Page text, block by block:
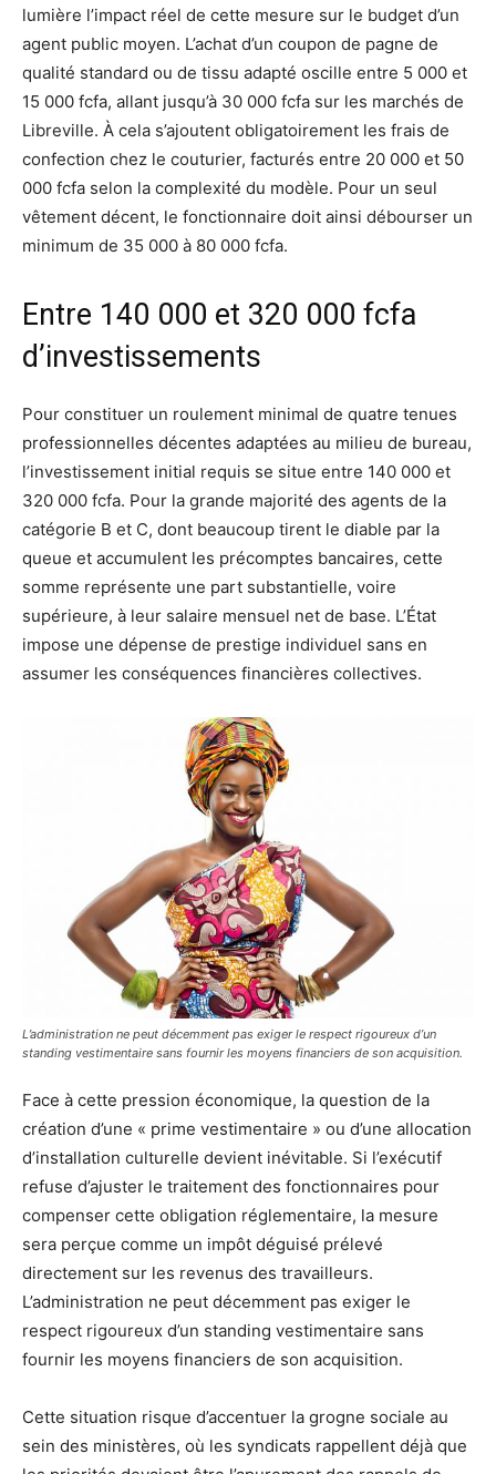
lumière l’impact réel de cette mesure sur le budget d’un
agent public moyen. L’achat d’un coupon de pagne de
qualité standard ou de tissu adapté oscille entre 5 000 et
15 000 fcfa, allant jusqu’à 30 000 fcfa sur les marchés de
Libreville. À cela s’ajoutent obligatoirement les frais de
confection chez le couturier, facturés entre 20 000 et 50
000 fcfa selon la complexité du modèle. Pour un seul
vêtement décent, le fonctionnaire doit ainsi débourser un
minimum de 35 000 à 80 000 fcfa.
Entre 140 000 et 320 000 fcfa
d’investissements
Pour constituer un roulement minimal de quatre tenues
professionnelles décentes adaptées au milieu de bureau,
l’investissement initial requis se situe entre 140 000 et
320 000 fcfa. Pour la grande majorité des agents de la
catégorie B et C, dont beaucoup tirent le diable par la
queue et accumulent les précomptes bancaires, cette
somme représente une part substantielle, voire
supérieure, à leur salaire mensuel net de base. L’État
impose une dépense de prestige individuel sans en
assumer les conséquences financières collectives.
L’administration ne peut décemment pas exiger le respect rigoureux d’un
standing vestimentaire sans fournir les moyens financiers de son acquisition.
Face à cette pression économique, la question de la
création d’une « prime vestimentaire » ou d’une allocation
d’installation culturelle devient inévitable. Si l’exécutif
refuse d’ajuster le traitement des fonctionnaires pour
compenser cette obligation réglementaire, la mesure
sera perçue comme un impôt déguisé prélevé
directement sur les revenus des travailleurs.
L’administration ne peut décemment pas exiger le
respect rigoureux d’un standing vestimentaire sans
fournir les moyens financiers de son acquisition.
Cette situation risque d’accentuer la grogne sociale au
sein des ministères, où les syndicats rappellent déjà que